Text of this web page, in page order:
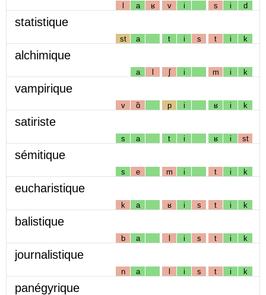
l a ʁ v i s i d
statistique
st a t i s t i k
alchimique
a l ʃ i m i k
vampirique
v ɑ̃ p i ʁ i k
satiriste
s a t i ʁ i st
sémitique
s e m i t i k
eucharistique
k a ʁ i s t i k
balistique
b a l i s t i k
journalistique
n a l i s t i k
panégyrique